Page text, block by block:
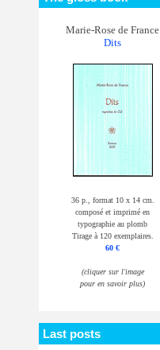
Marie-Rose de France
Dits
36 p., format 10 x 14 cm.
composé et imprimé en
typographie au plomb
Tirage à 120 exemplaires.
60 €
(cliquer sur l'image
pour en savoir plus)
Last posts